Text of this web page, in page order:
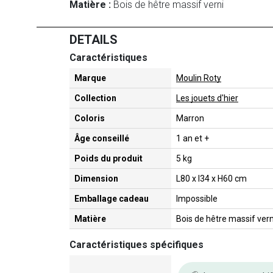
Matière : Bois de hêtre massif verni
DETAILS
Caractéristiques
Marque Moulin Roty
Collection Les jouets d'hier
Coloris Marron
Âge conseillé 1 an et +
Poids du produit 5 kg
Dimension L80 x l34 x H60 cm
Emballage cadeau Impossible
Matière Bois de hêtre massif
Caractéristiques spécifiques